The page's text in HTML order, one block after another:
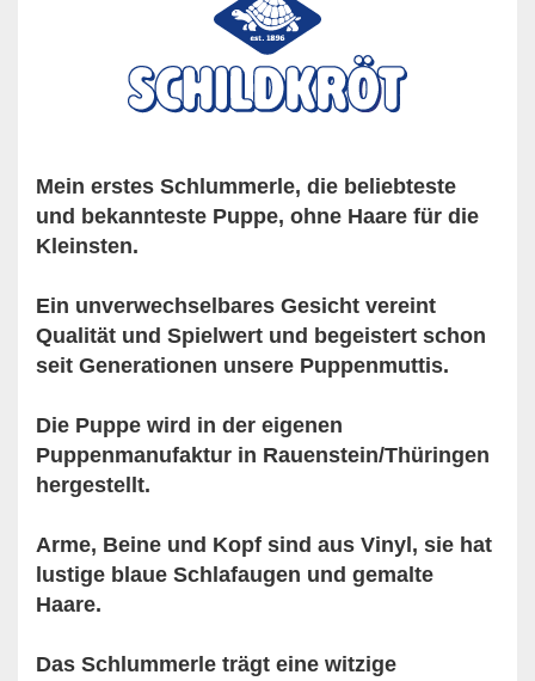
Mein erstes Schlummerle, die beliebteste
und bekannteste Puppe, ohne Haare für die
Kleinsten.
Ein unverwechselbares Gesicht vereint
Qualität und Spielwert und begeistert schon
seit Generationen unsere Puppenmuttis.
Die Puppe wird in der eigenen
Puppenmanufaktur in Rauenstein/Thüringen
hergestellt.
Arme, Beine und Kopf sind aus Vinyl, sie hat
lustige blaue Schlafaugen und gemalte
Haare.
Das Schlummerle trägt eine witzige